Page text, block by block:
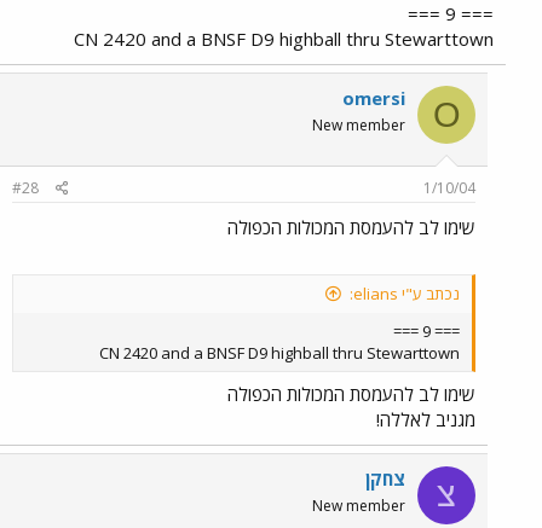
=== 9 ===
CN 2420 and a BNSF D9 highball thru Stewarttown
O
omersi
New member
1/10/04
#28
שימו לב להעמסת המכולות הכפולה
נכתב ע"י elians:
=== 9 ===
CN 2420 and a BNSF D9 highball thru Stewarttown
שימו לב להעמסת המכולות הכפולה
מגניב לאללה!
צ צחקן
New member